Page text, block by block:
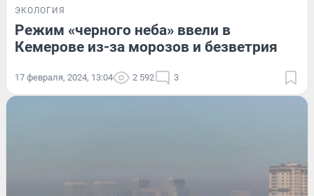
ЭКОЛОГИЯ
Режим «черного неба» ввели в
Кемерове из-за морозов и безветрия
17 февраля, 2024, 13:04 2 592 3